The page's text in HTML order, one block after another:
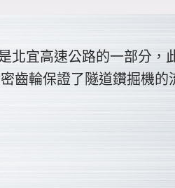
北宜高速公路的一部分，
齒輪保證了隧道鑽掘機的